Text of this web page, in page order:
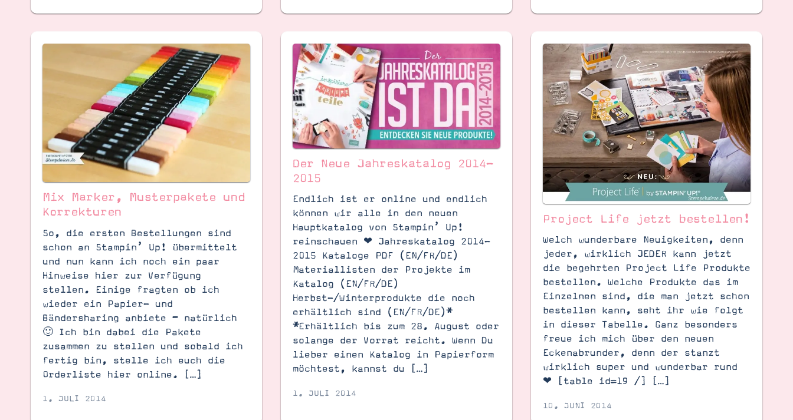
Mix Marker, Musterpakete und
Korrekturen
So, die ersten Bestellungen sind
schon an Stampin’ Up! übermittelt
und nun kann ich noch ein paar
Hinweise hier zur Verfügung
stellen. Einige fragten ob ich
wieder ein Papier- und
Bändersharing anbiete – natürlich
🙂 Ich bin dabei die Pakete
zusammen zu stellen und sobald ich
fertig bin, stelle ich euch die
Orderliste hier online. […]
1. JULI 2014
Der Neue Jahreskatalog 2014-
2015
Endlich ist er online und endlich
können wir alle in den neuen
Hauptkatalog von Stampin’ Up!
reinschauen ❤ Jahreskatalog 2014-
2015 Kataloge PDF (EN/FR/DE)
Materiallisten der Projekte im
Katalog (EN/FR/DE)
Herbst-/Winterprodukte die noch
erhältlich sind (EN/FR/DE)*
*Erhältlich bis zum 28. August oder
solange der Vorrat reicht. Wenn Du
lieber einen Katalog in Papierform
möchtest, kannst du […]
1. JULI 2014
Project Life jetzt bestellen!
Welch wunderbare Neuigkeiten, denn
jeder, wirklich JEDER kann jetzt
die begehrten Project Life Produkte
bestellen. Welche Produkte das im
Einzelnen sind, die man jetzt schon
bestellen kann, seht ihr wie folgt
in dieser Tabelle. Ganz besonders
freue ich mich über den neuen
Eckenabrunder, denn der stanzt
wirklich super und wunderbar rund
❤ [table id=19 /] […]
10. JUNI 2014